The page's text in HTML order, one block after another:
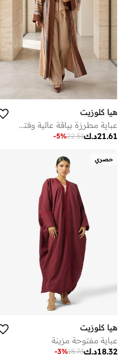
هيا كلوزيت
عباية مطرزة بياقة عالية وفتحة أمامية
د.ك21.61
22.51
-5%
حصري
هيا كلوزيت
عباية مفتوحة مزينة
د.ك18.32
18.73
-3%